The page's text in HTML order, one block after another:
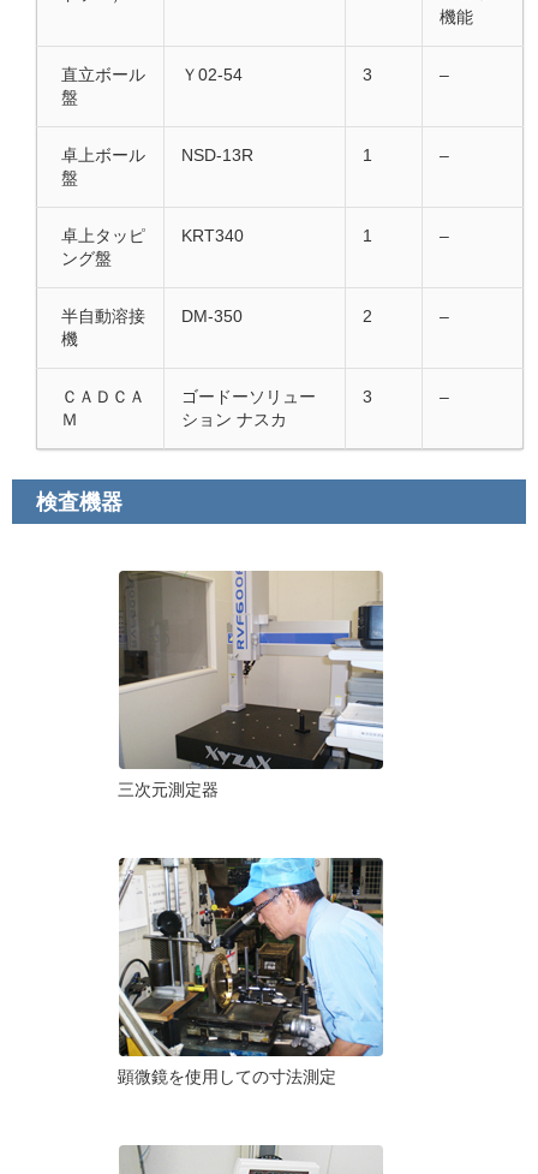
機能
直立ボール
盤
Ｙ02-54 3 –
卓上ボール
盤
NSD-13R 1 –
卓上タッピ
ング盤
KRT340 1 –
半自動溶接
機
DM-350 2 –
ＣＡＤＣＡ
Ｍ
ゴードーソリュー
ション ナスカ
3 –
検査機器
三次元測定器
顕微鏡を使用しての寸法測定